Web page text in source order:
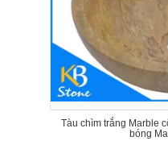
Tàu chìm trắng Marble
bóng